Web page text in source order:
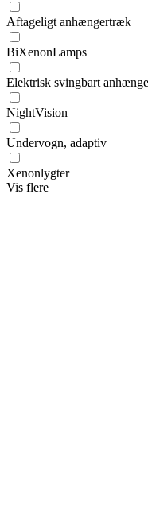
Aftageligt anhængertræk
BiXenonLamps
Elektrisk svingbart
NightVision
Undervogn, adaptiv
Xenonlygter
Vis flere